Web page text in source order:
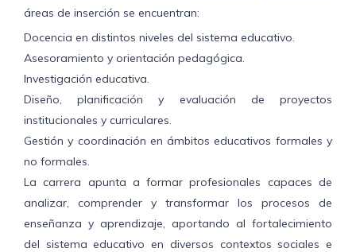
áreas de inserción se encuentran:
Docencia en distintos niveles del sistema educativo.
Asesoramiento y orientación pedagógica.
Investigación educativa.
Diseño, planificación y evaluación de proyectos
institucionales y curriculares.
Gestión y coordinación en ámbitos educativos formales y
no formales.
La carrera apunta a formar profesionales capaces de
analizar, comprender y transformar los procesos de
enseñanza y aprendizaje, aportando al fortalecimiento
del sistema educativo en diversos contextos sociales e